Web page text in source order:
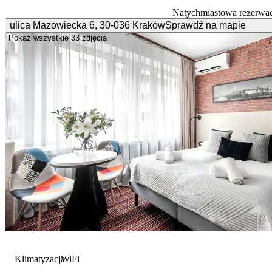
Natychmiastowa
ulica Mazowiecka 6, 30-036 KrakówSprawdź na mapie
Pokaż wszystkie 33 zdjęcia
KlimatyzacjaWiFi